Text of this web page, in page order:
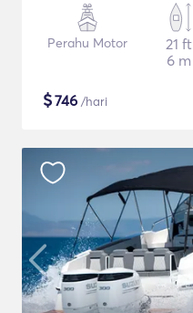
Perahu Motor
21 ft
6 m
$746 /hari